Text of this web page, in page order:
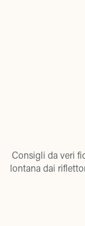
Consigli da veri
lontana dai